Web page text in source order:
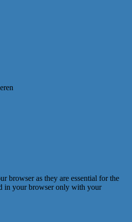
browser as they are essential for the
in your browser only with your